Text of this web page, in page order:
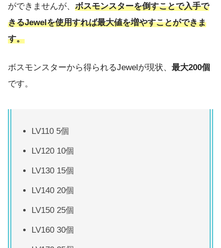
ができませんが、 ボスモンスターを倒すことで入手で
きるJewelを使用すれば最大値を増やすことができま
す。
ボスモンスターから得られるJewelが現状、 最大200個
です。
LV110 5個
LV120 10個
LV130 15個
LV140 20個
LV150 25個
LV160 30個